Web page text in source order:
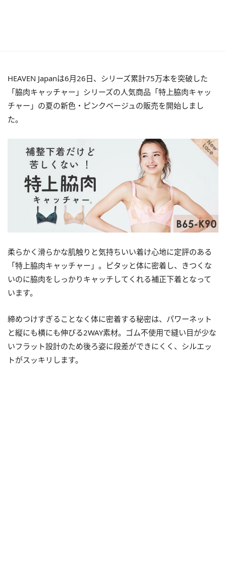
HEAVEN Japanは6月26日、シリーズ累計75万本を突破した
「脇肉キャッチャー」シリーズの人気商品「特上脇肉キャッ
チャー」の夏の新色・ピンクベージュの販売を開始しまし
た。
柔らかく滑らかな肌触りと気持ちいい着け心地に定評のある
「特上脇肉キャッチャー」。ピタッと体に密着し、きつくな
いのに脇肉をしっかりキャッチしてくれる補正下着となって
います。
締めつけすぎることなく体に密着する秘密は、パワーネット
と縦にも横にも伸びる2WAY素材。ゴム不使用で縫い目が少な
いフラット設計のため後ろ姿に段差ができにくく、シルエッ
トがスッキリします。